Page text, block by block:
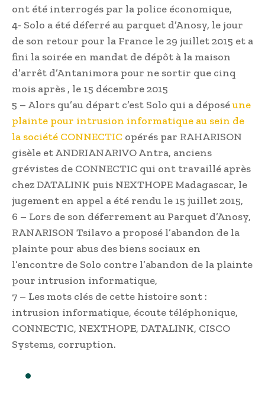
ont été interrogés par la police économique,
4- Solo a été déferré au parquet d’Anosy, le jour
de son retour pour la France le 29 juillet 2015 et a
fini la soirée en mandat de dépôt à la maison
d’arrêt d’Antanimora pour ne sortir que cinq
mois après , le 15 décembre 2015
5 – Alors qu’au départ c’est Solo qui a déposéune
plainte pour intrusion informatique au sein de
la société CONNECTIC opérés par RAHARISON
gisèle et ANDRIANARIVO Antra, anciens
grévistes de CONNECTIC qui ont travaillé après
chez DATALINK puis NEXTHOPE Madagascar, le
jugement en appel a été rendu le 15 juillet 2015,
6 – Lors de son déferrement au Parquet d’Anosy,
RANARISON Tsilavo a proposé l’abandon de la
plainte pour abus des biens sociaux en
l’encontre de Solo contre l’abandon de la plainte
pour intrusion informatique,
7 – Les mots clés de cette histoire sont :
intrusion informatique, écoute téléphonique,
CONNECTIC, NEXTHOPE, DATALINK, CISCO
Systems, corruption.